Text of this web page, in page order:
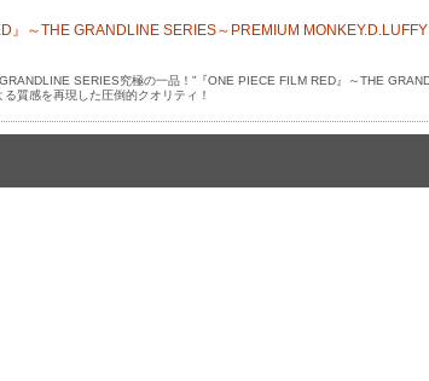
』～THE GRANDLINE SERIES～PREMIUM MONKEY.D.LUFFY
SERIES究極の一品！”『ONE PIECE FILM RED』～THE
質感を再現した圧倒的クオリティ！